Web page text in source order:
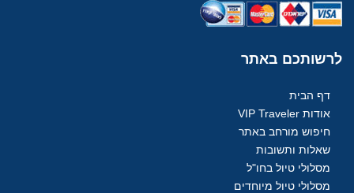
לרשותכם באתר
דף הבית
אודות VIP Traveler
חיפוש מורחב באתר
שאלות ותשובות
מסלולי טיול בחו"ל
מסלולי טיול מיוחדים